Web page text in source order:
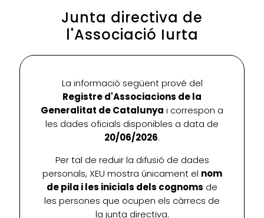
Junta directiva de
l'Associació Iurta
La informació següent prové del
Registre d'Associacions de la
Generalitat de Catalunya i correspon a
les dades oficials disponibles a data de
20/06/2026.
Per tal de reduir la difusió de dades
personals, XEU mostra únicament el nom
de pila i les inicials dels cognoms de
les persones que ocupen els càrrecs de
la junta directiva.